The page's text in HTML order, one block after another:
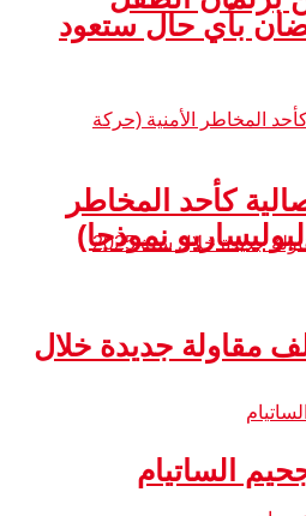
من 109 ألف مقاولة جديدة خلال
بأي حال ستعود
كأحد المخاطر
نموذجا)
الساتيام